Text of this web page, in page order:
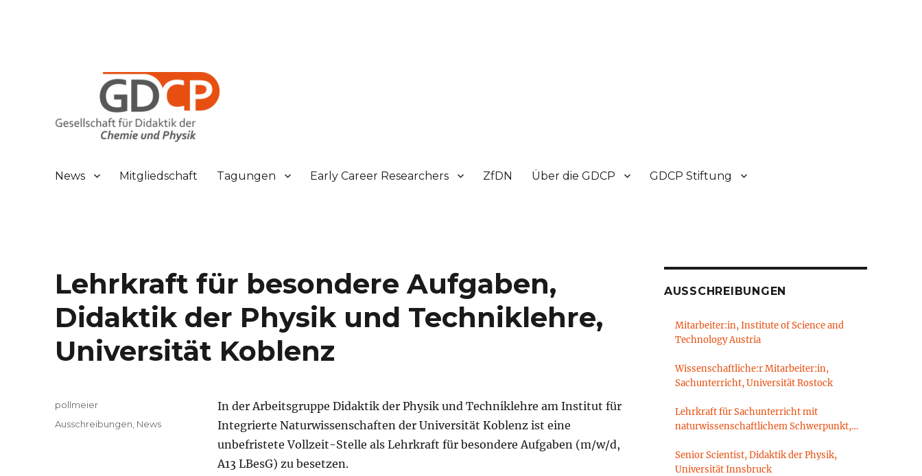
News Mitgliedschaft Tagungen Early Career Researchers ZfDN Über die GDCP GDCP Stiftung
Lehrkraft für besondere Aufgaben,
Didaktik der Physik und Techniklehre,
Universität Koblenz
In der Arbeitsgruppe Didaktik der Physik und Techniklehre am Institut für
Integrierte Naturwissenschaften der Universität Koblenz ist eine
unbefristete Vollzeit-Stelle als Lehrkraft für besondere Aufgaben (m/w/d,
A13 LBesG) zu besetzen.
Autor
pollmeier
Veröffentlicht
Kategorien
Ausschreibungen News
AUSSCHREIBUNGEN
Mitarbeiter:in, Institute of Science and
Technology Austria
Wissenschaftliche:r Mitarbeiter:in,
Sachunterricht, Universität Rostock
Lehrkraft für Sachunterricht mit
naturwissenschaftlichem Schwerpunkt,
Brandenburgische Technische Universität
Cottbus-Senftenberg
Senior Scientist, Didaktik der Physik,
Universität Innsbruck